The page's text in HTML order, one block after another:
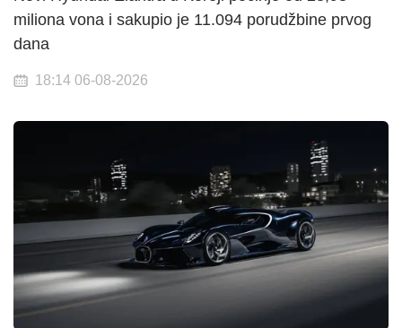
miliona vona i sakupio je 11.094 porudžbine prvog
dana
18:14 06-08-2026